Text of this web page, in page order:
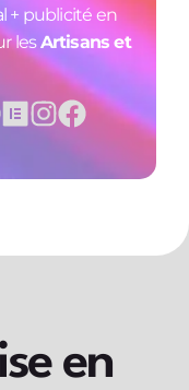
+ publicité en
lesArtisans et
en